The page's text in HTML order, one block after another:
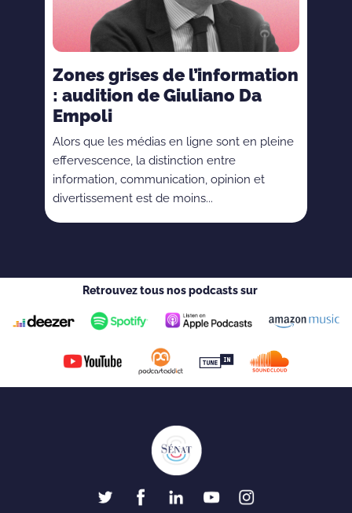
Zones grises de l’information
: audition de Giuliano Da
Empoli
Alors que les médias en ligne sont en pleine
effervescence, la distinction entre
information, communication, opinion et
divertissement est de moins...
Retrouvez tous nos podcasts sur